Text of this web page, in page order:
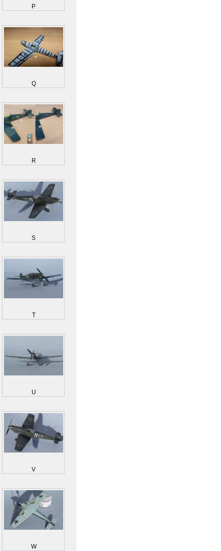
P
Q
R
S
T
U
V
W